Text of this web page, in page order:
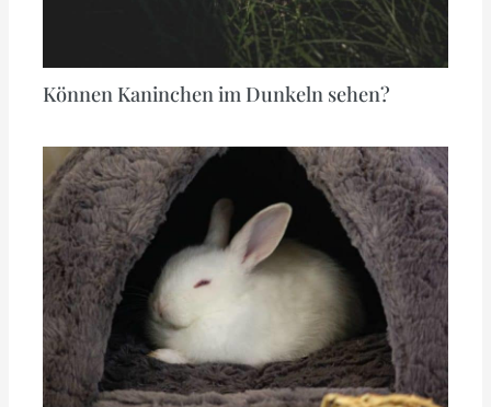
Können Kaninchen im Dunkeln sehen?